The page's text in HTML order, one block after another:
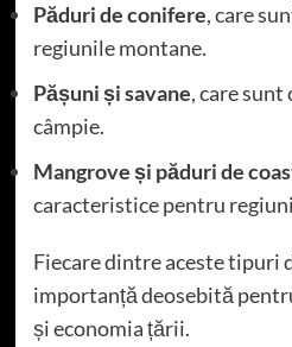
Păduri de conifere, care
regiunile montane.
Pășuni și savane, care
câmpie.
Mangrove și păduri de
caracteristice pentru
Fiecare dintre aceste tipuri
importanță deosebită
și economia țării.